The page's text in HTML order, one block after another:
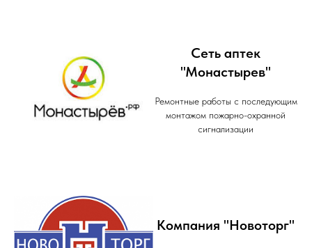
Сеть аптек
"Монастырев"
Ремонтные работы с последующим
монтажом пожарно-охранной
сигнализации
Компания "Новоторг"